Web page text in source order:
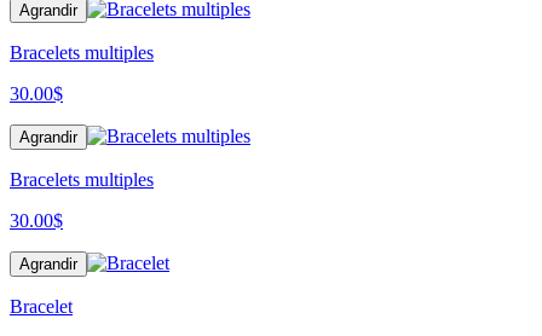
Agrandir
Bracelets multiples
30.00$
Agrandir
Bracelets multiples
30.00$
Agrandir
Bracelet